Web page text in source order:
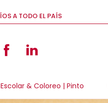
A TODO EL PAÍS
& Coloreo | Pinto